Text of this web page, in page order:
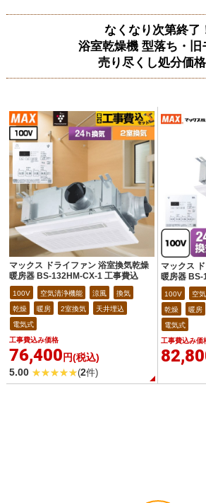
なくなり次第終了
浴室乾燥機 型落ち・旧
売り尽くし処分価格
マックス ドライファン 浴室換気乾燥
暖房器 BS-132HM-CX-1 工事費込
100V 空気清浄機能 涼風
換気
乾燥
暖房 2室換気
天井埋込
電気式
工事費込み価格
76,400 円(税込)
5.00
(2件)
マックス
暖房器 BS-
100V 空
乾燥
暖房
電気式
工事費込み価